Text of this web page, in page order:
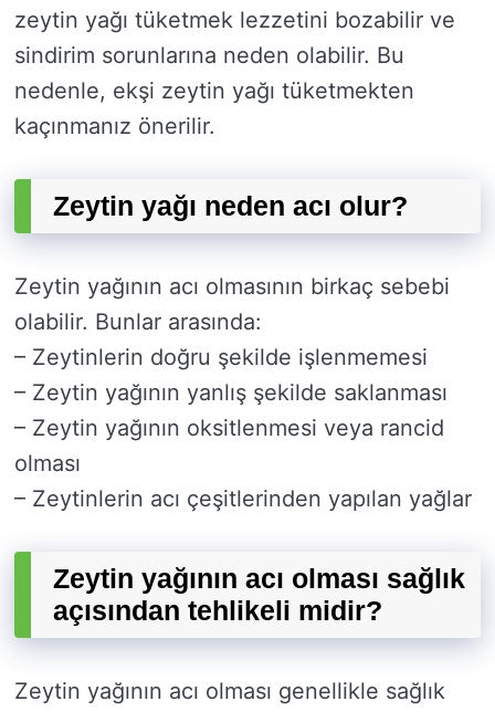
zeytin yağı tüketmek lezzetini bozabilir ve
sindirim sorunlarına neden olabilir. Bu
nedenle, ekşi zeytin yağı tüketmekten
kaçınmanız önerilir.
Zeytin yağı neden acı olur?
Zeytin yağının acı olmasının birkaç sebebi
olabilir. Bunlar arasında:
– Zeytinlerin doğru şekilde işlenmemesi
– Zeytin yağının yanlış şekilde saklanması
– Zeytin yağının oksitlenmesi veya rancid
olması
– Zeytinlerin acı çeşitlerinden yapılan yağlar
Zeytin yağının acı olması sağlık
açısından tehlikeli midir?
Zeytin yağının acı olması genellikle sağlık